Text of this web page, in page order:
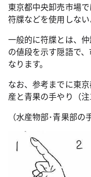
東京都中央卸売市場
符牒などを使用しない
一般的に符牒とは、
の値段を示す隠語で
なります。
なお、参考までに東
産と青果の手やり（注
（水産物部･青果部の